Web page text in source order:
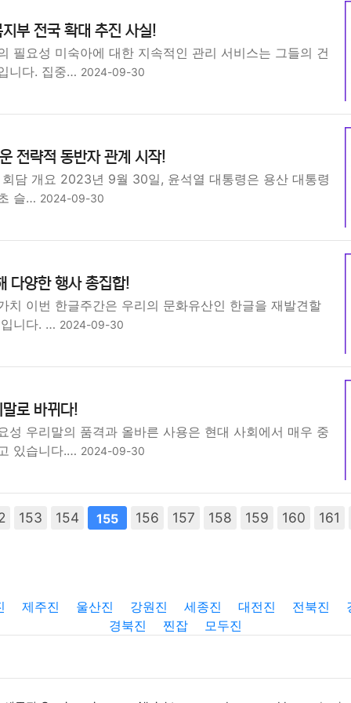
부 전국 확대 추진 사실!
필요성 미숙아에 대한 지속적인 관리 서비스는 그들의 건
니다. 집중… 2024-09-30
전략적 동반자 관계 시작!
담 개요 2023년 9월 30일, 윤석열 대통령은 용산 대통령
슬… 2024-09-30
다양한 행사 총집합!
치 이번 한글주간은 우리의 문화유산인 한글을 재발견할
니다. … 2024-09-30
로 바뀌다!
성 우리말의 품격과 올바른 사용은 현대 사회에서 매우 중
있습니다.… 2024-09-30
153 154 155 156 157 158 159 160 161
제주진 울산진 강원진 세종진 대전진 전북진
경북진
찐잡 모두진